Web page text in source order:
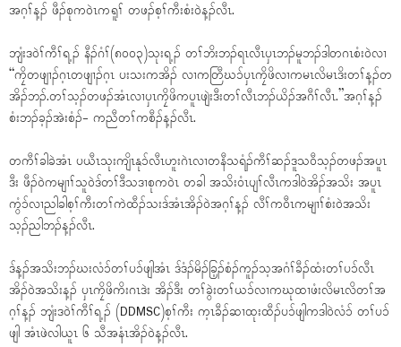
အဂ့ၢ်န့ၣ် ဖီၣ်စုကဝဲၤကရူၢ် တဖၣ်စ့ၢ်ကီးစံးဝဲန့ၣ်လီၤ.
ဘျံးဒဝဲၢ်ကီၢ်ရ့ၣ် နီၣ်ဂံၢ်(၈၀၀၃)သုးရ့ၣ် တၢ်ဘိးဘၣ်ရၤလီၤပှၤဘၣ်မူဘၣ်ဒါတဂၤစံးဝဲလၢ
“ကၠိတဖျၢၣ်ဂ့ၤတဖျၢၣ်ဂ့ၤ ပးသးကအိၣ် လၢကတြီဃၥ်ပှၤကၠိဖိလၢကမၤလိမၤဒိးတၢ်န့ၣ်တ
အိၣ်ဘၣ်.တၢ်သ့ၣ်တဖၣ်အံၤလၢပှၤကၠိဖိကပူၤဖျဲးဒီးတၢ်လီၤဘၣ်ယိၣ်အဂီၢ်လီၤ.”အဂ့ၢ်န့ၣ်
စံးဘၣ်ခ့ၣ်အဲးစံၣ်- ကညီတၢ်ကစီၣ်န့ၣ်လီၤ.
တကီၢ်ခါခဲအံၤ ပယီၤသုးကျိၤနုၥ်လီၤဟူးဂဲၤလၢတနီသရံၣ်ကီၢ်ဆၣ်ဒူသဝီသ့ၣ်တဖၣ်အပူၤ
ဒီး ဖီၣ်ဝဲကမျၢၢ်သူဝဲဒ်တၢ်ဒီသဒၢစုကဝဲၤ တခါ အသိးဝံၤပျၢ်လီၤကဒါဝဲအိၣ်အသိး အပူၤ
ကွံၥ်လၢညါခါစ့ၢ်ကီးတၢ်ကဲထီၣ်သးဒ်အံၤအိၣ်ဝဲအဂ့ၢ်န့ၣ် လီၢ်ကဝီၤကမျၢၢ်စံးဝဲအသိး
သ့ၣ်ညါဘၣ်န့ၣ်လီၤ.
ဒ်န့ၣ်အသိးဘၣ်ဃးလံၥ်တၢ်ပၥ်ဖျါအံၤ ဒ်ဒံၣ်မိၣ်ခြ့ၣ်စံၣ်ကူၣ်သ့အဂံၢ်ခီၣ်ထံးတၢ်ပၥ်လီၤ
အိၣ်ဝဲအသိးန့ၣ် ပှၤကၠိဖိကိးဂၤဒဲး အိၣ်ဒီး တၢ်ခွဲးတၢ်ယၥ်လၢကဃုထၢဖံးလိမၤလိတၢ်အ
ဂ့ၢ်န့ၣ် ဘျံးဒဝဲၢ်ကီၢ်ရ့ၣ် (DDMSC)စ့ၢ်ကီး က့ၤခီၣ်ဆၢထုးထီၣ်ပၥ်ဖျါကဒါဝဲလံၥ် တၢ်ပၥ်
ဖျါ အံၤဖဲလါယူၤ ၆ သီအနံၤအိၣ်ဝဲန့ၣ်လီၤ.